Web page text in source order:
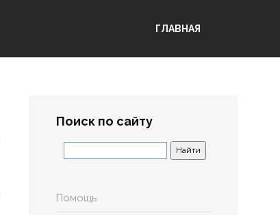
ГЛАВНАЯ
Поиск по сайту
Помощь